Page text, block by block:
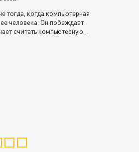
тогда, когда компьютерная
человека. Он побеждает
считать компьютерную